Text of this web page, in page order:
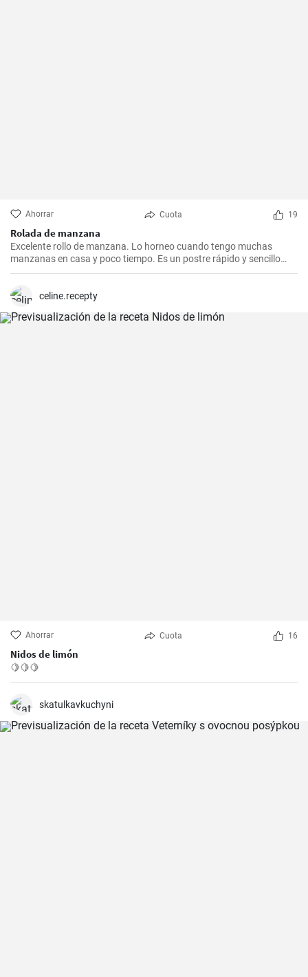
Ahorrar Cuota 19
Rolada de manzana
Excelente rollo de manzana. Lo horneo cuando tengo muchas
manzanas en casa y poco tiempo. Es un postre rápido y sencillo
que siempre agrada.
celine.recepty
Ahorrar Cuota 16
Nidos de limón
🍋🍋🍋
skatulkavkuchyni